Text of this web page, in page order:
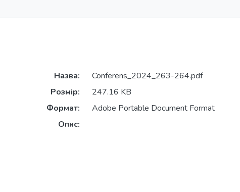
Назва:
Conferens_2024_263-264.pdf
Розмір:
247.16 KB
Формат:
Adobe Portable Document Format
Опис: